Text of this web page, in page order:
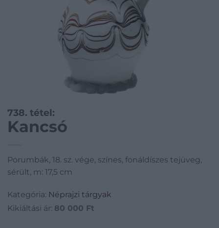
738. tétel:
Kancsó
Porumbák, 18. sz. vége, színes, fonáldíszes tejüveg,
sérült, m: 17,5 cm
Kategória: Néprajzi tárgyak
Kikiáltási ár: 80 000 Ft